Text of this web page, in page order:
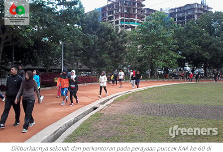
Diliburkannya sekolah dan perkantoran pada perayaan puncak KAA ke-60 di